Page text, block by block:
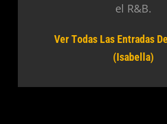
el R&B.
Ver Todas Las Entradas
(Isabella)